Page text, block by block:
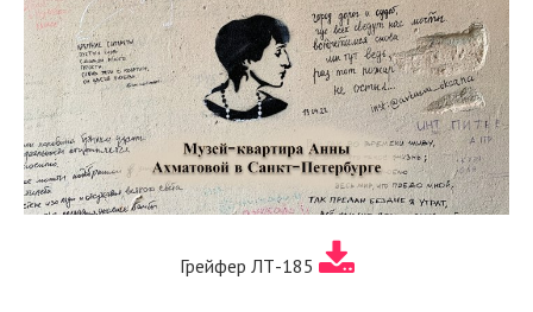
Грейфер ЛТ-185